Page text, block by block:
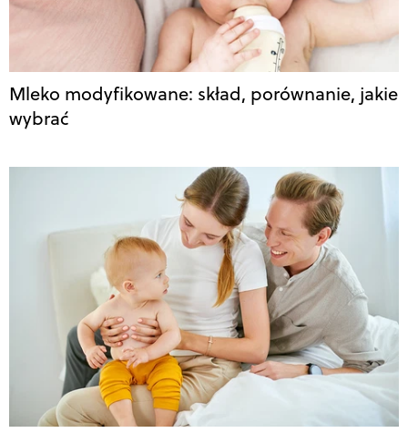
Mleko modyfikowane: skład, porównanie, jakie
wybrać